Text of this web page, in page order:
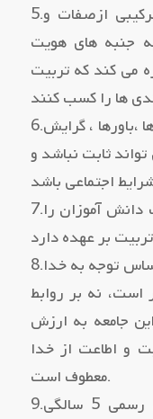
5.شایستگی هاي پایه : مجموعه اي ترکیبی ازصفات و
جنبه هاي هویت
می کند که تربیت
6.هویت : برآیند مجموعه اي از بینش ها ،باورها ، گرایش
ثابت نباشد و
7.معلم ومربی : کسی که رسالت تربیت دانش آموزان را
8.جامعه اسلامی: اجتماعی است که بر اساس توجه به خدا
است، نه بر روابط
جامعه به ارزش
و اطاعت از خدا
معطوف است.
9.سنین لازم التعلیم : سن آموزشی رسمی 5 سالگی